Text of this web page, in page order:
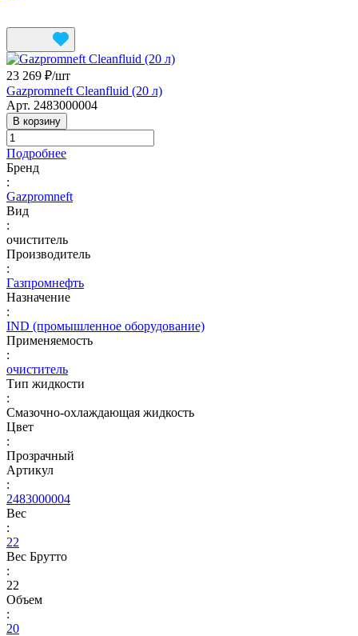
23 269 ₽/шт
Gazpromneft Cleanfluid (20 л)
Арт. 2483000004
В корзину
Подробнее
Бренд
:
Gazpromneft
Вид
:
очиститель
Производитель
:
Газпромнефть
Назначение
:
IND (промышленное оборудование)
Применяемость
:
очиститель
Тип жидкости
:
Смазочно-охлаждающая жидкость
Цвет
:
Прозрачный
Артикул
:
2483000004
Вес
:
22
Вес Брутто
:
22
Объем
:
20